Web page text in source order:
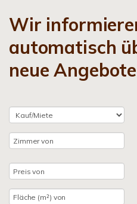
Wir
automatisch
neue Angebote